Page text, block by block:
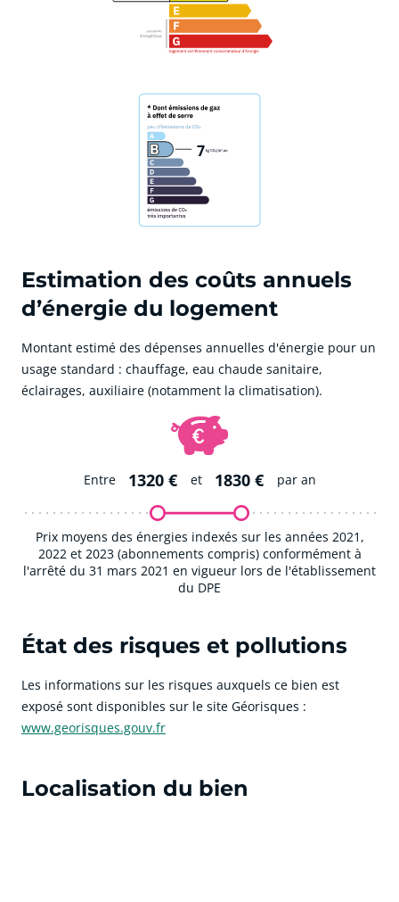
7
Estimation des coûts annuels
d’énergie du logement
Montant estimé des dépenses annuelles d'énergie pour un
usage standard : chauffage, eau chaude sanitaire,
éclairages, auxiliaire (notamment la climatisation).
Entre 1320 € et 1830 € par an
Prix moyens des énergies indexés sur les années 2021,
2022 et 2023 (abonnements compris) conformément à
l'arrêté du 31 mars 2021 en vigueur lors de l'établissement
du DPE
État des risques et pollutions
Les informations sur les risques auxquels ce bien est
exposé sont disponibles sur le site Géorisques :
www.georisques.gouv.fr
Localisation du bien